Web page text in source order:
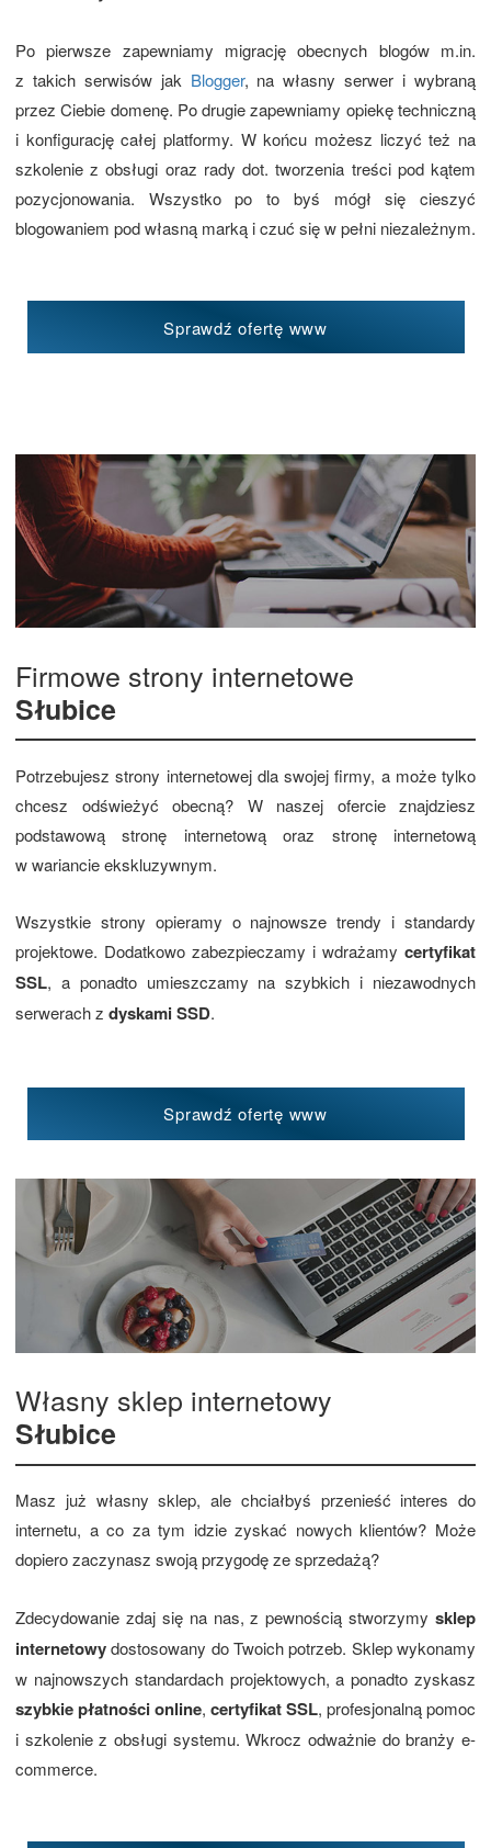
Po pierwsze zapewniamy migrację obecnych blogów m.in.
z takich serwisów jak Blogger, na własny serwer i wybraną
przez Ciebie domenę. Po drugie zapewniamy opiekę techniczną
i konfigurację całej platformy. W końcu możesz liczyć też na
szkolenie z obsługi oraz rady dot. tworzenia treści pod kątem
pozycjonowania. Wszystko po to byś mógł się cieszyć
blogowaniem pod własną marką i czuć się w pełni niezależnym.
Sprawdź ofertę www
Firmowe strony internetowe
Słubice
Potrzebujesz strony internetowej dla swojej firmy, a może tylko
chcesz odświeżyć obecną? W naszej ofercie znajdziesz
podstawową stronę internetową oraz stronę internetową
w wariancie ekskluzywnym.
Wszystkie strony opieramy o najnowsze trendy i standardy
projektowe. Dodatkowo zabezpieczamy i wdrażamy certyfikat
SSL, a ponadto umieszczamy na szybkich i niezawodnych
serwerach z dyskami SSD.
Sprawdź ofertę www
Własny sklep internetowy
Słubice
Masz już własny sklep, ale chciałbyś przenieść interes do
internetu, a co za tym idzie zyskać nowych klientów? Może
dopiero zaczynasz swoją przygodę ze sprzedażą?
Zdecydowanie zdaj się na nas, z pewnością stworzymy sklep
internetowydostosowany do Twoich potrzeb. Sklep wykonamy
w najnowszych standardach projektowych, a ponadto zyskasz
szybkie płatności online, certyfikat SSL, profesjonalną pomoc
i szkolenie z obsługi systemu. Wkrocz odważnie do branży e-
commerce.